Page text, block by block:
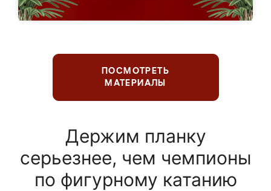
ПОСМОТРЕТЬ
МАТЕРИАЛЫ
Держим планку
серьезнее, чем чемпионы
по фигурному катанию